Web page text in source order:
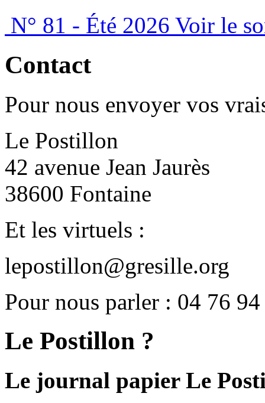
N° 81 - Été 2026 Voir le
Contact
Pour nous envoyer vos
Le Postillon
42 avenue Jean Jaurès
38600 Fontaine
Et les virtuels :
lepostillon@gresille.org
Pour nous parler : 04 76
Le Postillon ?
Le journal papier Le